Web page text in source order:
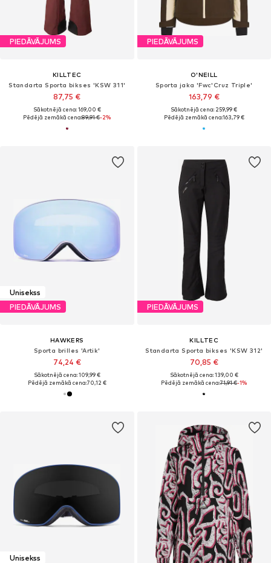
PIEDĀVĀJUMS
KILLTEC
Standarta Sporta bikses 'KSW 311'
87,75 €
Sākotnējā cena: 169,00 €
Pēdējā zemākā cena:89,91 €-2%
PIEDĀVĀJUMS
O'NEILL
Sporta jaka 'Fwc'Cruz Triple'
163,79 €
Sākotnējā cena: 259,99 €
Pēdējā zemākā cena:163,79 €
Unisekss
PIEDĀVĀJUMS
HAWKERS
Sporta brilles 'Artik'
74,24 €
Sākotnējā cena: 109,99 €
Pēdējā zemākā cena:70,12 €
PIEDĀVĀJUMS
KILLTEC
Standarta Sporta bikses 'KSW 312'
70,85 €
Sākotnējā cena: 139,00 €
Pēdējā zemākā cena:71,91 €-1%
Unisekss